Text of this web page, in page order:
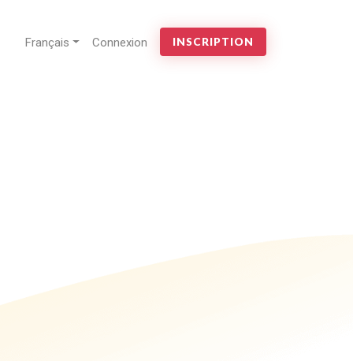
Français Connexion INSCRIPTION